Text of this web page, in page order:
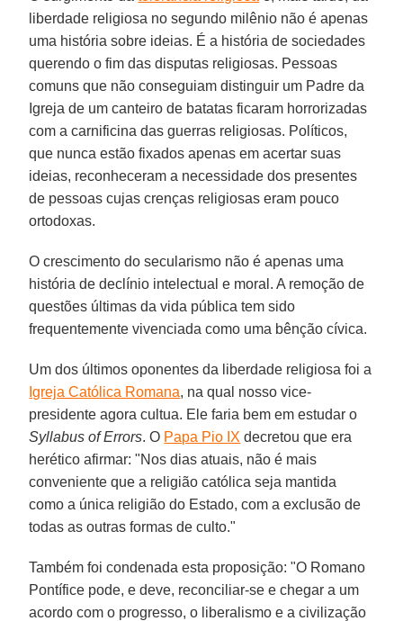
liberdade religiosa no segundo milênio não é apenas
uma história sobre ideias. É a história de sociedades
querendo o fim das disputas religiosas. Pessoas
comuns que não conseguiam distinguir um Padre da
Igreja de um canteiro de batatas ficaram horrorizadas
com a carnificina das guerras religiosas. Políticos,
que nunca estão fixados apenas em acertar suas
ideias, reconheceram a necessidade dos presentes
de pessoas cujas crenças religiosas eram pouco
ortodoxas.
O crescimento do secularismo não é apenas uma
história de declínio intelectual e moral. A remoção de
questões últimas da vida pública tem sido
frequentemente vivenciada como uma bênção cívica.
Um dos últimos oponentes da liberdade religiosa foi a
Igreja Católica Romana, na qual nosso vice-
presidente agora cultua. Ele faria bem em estudar o
Syllabus of Errors. O Papa Pio IX decretou que era
herético afirmar: "Nos dias atuais, não é mais
conveniente que a religião católica seja mantida
como a única religião do Estado, com a exclusão de
todas as outras formas de culto."
Também foi condenada esta proposição: "O Romano
Pontífice pode, e deve, reconciliar-se e chegar a um
acordo com o progresso, o liberalismo e a civilização